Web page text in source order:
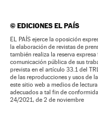
©EDICIONES EL PAÍS
EL PAÍS ejerce la oposición
la elaboración de revistas de
también realiza la reserva
comunicación pública de sus
prevista en el artículo 33.1 del
de las reproducciones y usos de
este sitio web a medios de
adecuados a tal fin de
24/2021, de 2 de noviembre